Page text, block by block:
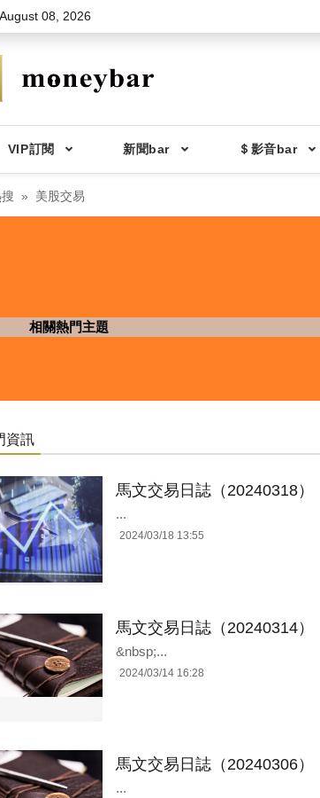
08, 2026
VIP訂閱 新聞bar ＄影音bar
美股交易
相關熱門主題
資訊
馬文交易日誌（20240318）
...
2024/03/18 13:55
馬文交易日誌（20240314）
&nbsp;...
2024/03/14 16:28
馬文交易日誌（20240306）
...